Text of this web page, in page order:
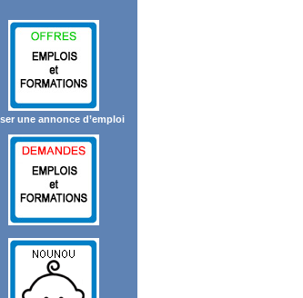
une annonce d’emploi